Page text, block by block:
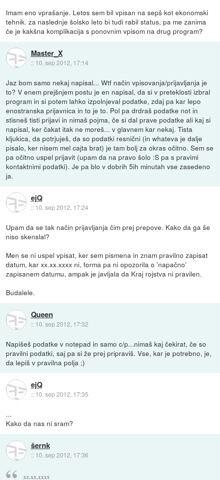
Imam eno vprašanje. Letos sem bil vpisan na sepš kot ekonomski
tehnik. za naslednje šolsko leto bi tudi rabil status, pa me zanima
če je kakšna komplikacija s ponovnim vpisom na drug program?
Master_X
:: 10. sep 2012, 17:14
Jaz bom samo nekaj napisal... Wtf način vpisovanja/prijavljanja je
to? V enem prejšnjem postu je en napisal, da si v preteklosti izbral
program in si potem lahko izpolnjeval podatke, zdaj pa kar lepo
enostranska prijavnica in to je to. Pol pa drdraš podatke not in
stisneš tisti prijavi in nimaš pojma, če si dal prave podatke ali kaj si
napisal, ker čakat itak ne moreš... v glavnem kar nekaj. Tista
kljukica, da potrjuješ, da so podatki resnični (in whateva je dalje
pisalo, ker nisem mel cajta brat) je tam bolj za okras očitno. Sem se
pa očitno uspel prijavit (upam da na pravo šolo :S pa s pravimi
kontaktnimi podatki). Je pa blo v dobrih 5ih minutah vse zasedeno
ja.
ejQ
:: 10. sep 2012, 17:24
Upam da se tak način prijavljanja čim prej prepove. Kako da ga še
niso skenslal?
Men se ni uspel vpisat, ker sem pismena in znam pravilno zapisat
datum, kar xx.xx.xxxx ni, forma pa ni opozorila o 'napačno'
zapisanem datumu, ampak je javljala da Kraj rojstva ni pravilen.
Budalele.
Queen
:: 10. sep 2012, 17:32
Napišeš podatke v notepad in samo c/p...nimaš kaj čekirat, če so
pravilni podatki, saj pa si že prej pripraviš. Vse, kar je potrebno, je,
da lepiš v pravilna polja ;)
ejQ
:: 10. sep 2012, 17:35
...
Kako da nas ni sram?
šernk
:: 10. sep 2012, 17:36
xx.xx.xxxx